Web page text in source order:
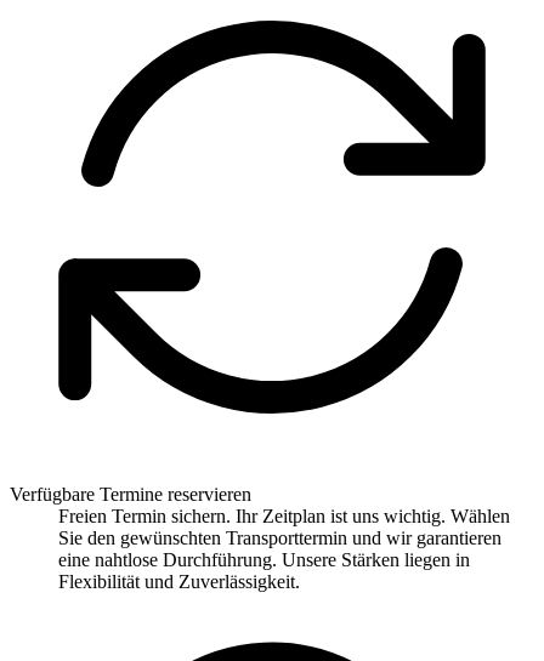
Verfügbare Termine reservieren
Freien Termin sichern. Ihr Zeitplan ist uns wichtig. Wählen
Sie den gewünschten Transporttermin und wir garantieren
eine nahtlose Durchführung. Unsere Stärken liegen in
Flexibilität und Zuverlässigkeit.